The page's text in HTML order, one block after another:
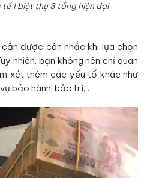
1 biệt thự 3 tầng hiện đại
được cân nhắc khi lựa chọn
nhiên, bạn không nên chỉ quan
xét thêm các yếu tố khác như
bảo hành, bảo trì,…